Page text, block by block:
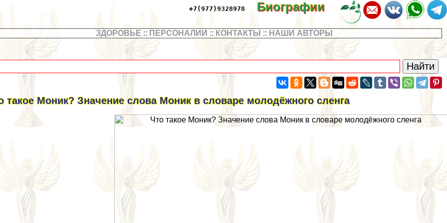
+7(977)9328978 Биографии
ЗДОРОВЬЕ :: ПЕРСОНАЛИИ :: КОНТАКТЫ :: НАШИ АВТОРЫ
такое Моник? Значение слова Моник в словаре молодёжного сленга